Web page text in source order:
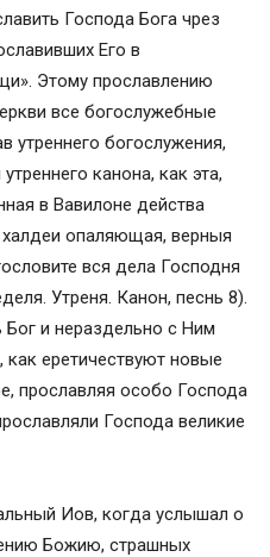
Господа Бога чрез
Его в
Этому прославлению
все богослужебные
утреннего богослужения,
канона, как эта,
в Вавилоне действа
опаляющая, верныя
вся дела Господня
Утреня. Канон, песнь 8).
и нераздельно с Ним
как еретичествуют новые
прославляя особо Господа
Господа великие
Иов, когда услышал о
Божию, страшных